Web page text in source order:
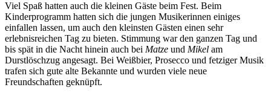
Viel Spaß hatten auch die kleinen Gäste beim Fest. Beim
Kinderprogramm hatten sich die jungen Musikerinnen einiges
einfallen lassen, um auch den kleinsten Gästen einen sehr
erlebnisreichen Tag zu bieten. Stimmung war den ganzen Tag und
bis spät in die Nacht hinein auch bei Matze und Mikel am
Durstlöschzug angesagt. Bei Weißbier, Prosecco und fetziger Musik
trafen sich gute alte Bekannte und wurden viele neue
Freundschaften geknüpft.